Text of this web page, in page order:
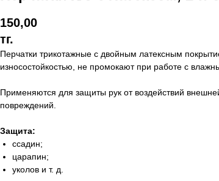
150,00
тг.
Перчатки трикотажные с двойным латексным
износостойкостью, не промокают при работе с
Применяются для защиты рук от воздействий
повреждений.
Защита:
ссадин;
царапин;
уколов и т. д.